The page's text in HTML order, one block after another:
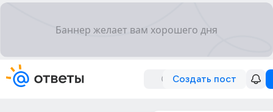
Создать пост